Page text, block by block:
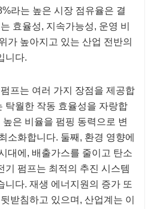
라는 높은 시장 점유율은 결
효율성, 지속가능성, 운영 비
가 높아지고 있는 산업 전반의
니다.
프는 여러 가지 장점을 제공합
탁월한 작동 효율성을 자랑합
은 비율을 펌핑 동력으로 변
소화합니다. 둘째, 환경 영향에
대에, 배출가스를 줄이고 탄소
기 펌프는 최적의 추진 시스템
니다. 재생 에너지원의 증가 또
받침하고 있으며, 산업계는 이